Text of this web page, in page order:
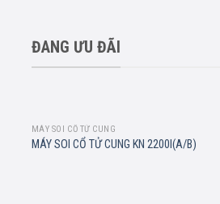
ĐANG ƯU ĐÃI
Add to
wishlist
MÁY SOI CỔ TỬ CUNG
MÁY SOI CỔ TỬ CUNG KN 2200I(A/B)